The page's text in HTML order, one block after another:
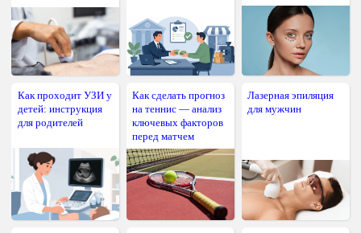
Как проходит УЗИ у
детей: инструкция
для родителей
Как сделать прогноз
на теннис — анализ
ключевых факторов
перед матчем
Лазерная эпиляция
для мужчин